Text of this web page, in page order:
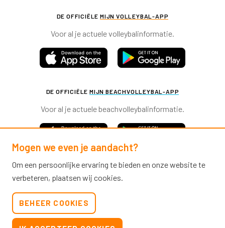
DE OFFICIËLE MIJN VOLLEYBAL-APP
Voor al je actuele volleybalinformatie.
DE OFFICIËLE MIJN BEACHVOLLEYBAL-APP
Voor al je actuele beachvolleybalinformatie.
Mogen we even je aandacht?
Om een persoonlijke ervaring te bieden en onze website te
verbeteren, plaatsen wij cookies.
BEHEER COOKIES